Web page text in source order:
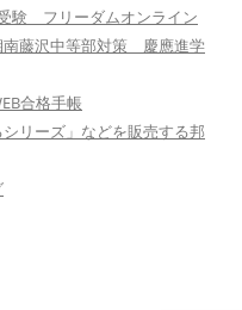
験 フリーダムオンライン
南藤沢中等部対策 慶應進学
合格手帳
リーズ」などを販売する邦